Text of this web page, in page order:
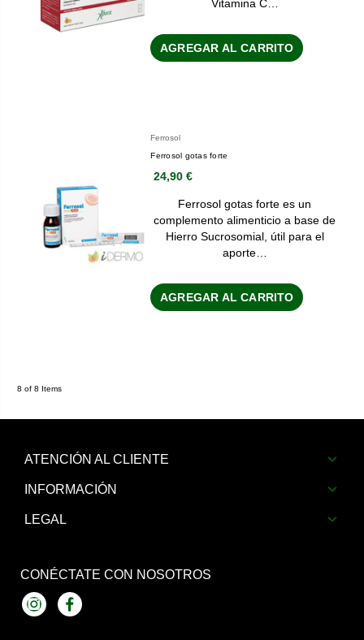
Vitamina C…
AGREGAR AL CARRITO
Ferrosol
Ferrosol gotas forte
24,90 €
Ferrosol gotas forte es un
complemento alimenticio a base de
Hierro Sucrosomial, útil para el
aporte…
AGREGAR AL CARRITO
8 of 8 Items
ATENCIÓN AL CLIENTE
INFORMACIÓN
LEGAL
CONÉCTATE CON NOSOTROS
InstagramFacebook